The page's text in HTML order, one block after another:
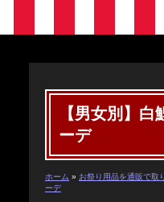
【男女別】
ーデ
ホーム » お祭り用品を通販で
ーデ